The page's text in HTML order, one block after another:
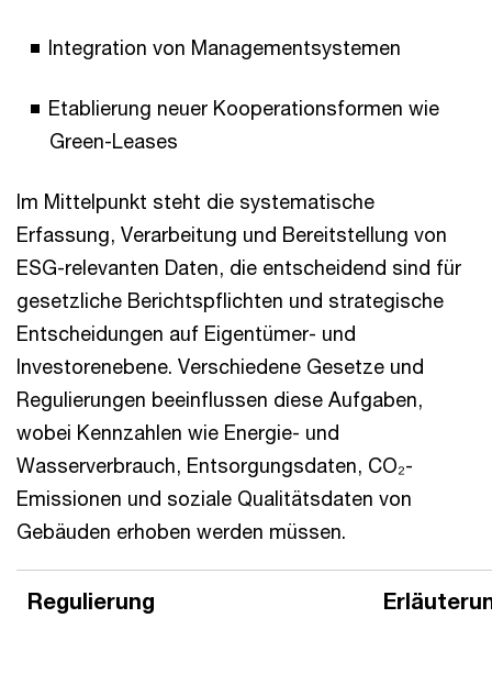
Integration von Managementsystemen
Etablierung neuer Kooperationsformen wie
Green-Leases
Im Mittelpunkt steht die systematische
Erfassung, Verarbeitung und Bereitstellung von
ESG-relevanten Daten, die entscheidend sind für
gesetzliche Berichtspflichten und strategische
Entscheidungen auf Eigentümer- und
Investorenebene. Verschiedene Gesetze und
Regulierungen beeinflussen diese Aufgaben,
wobei Kennzahlen wie Energie- und
Wasserverbrauch, Entsorgungsdaten, CO₂-
Emissionen und soziale Qualitätsdaten von
Gebäuden erhoben werden müssen.
Regulierung